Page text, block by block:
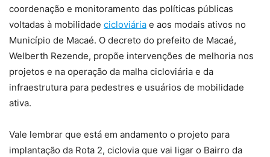
coordenação e monitoramento das políticas públicas
voltadas à mobilidade cicloviária e aos modais ativos no
Município de Macaé. O decreto do prefeito de Macaé,
Welberth Rezende, propõe intervenções de melhoria nos
projetos e na operação da malha cicloviária e da
infraestrutura para pedestres e usuários de mobilidade
ativa.
Vale lembrar que está em andamento o projeto para
implantação da Rota 2, ciclovia que vai ligar o Bairro da